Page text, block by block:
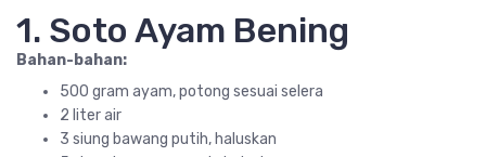
1. Soto Ayam Bening
Bahan-bahan:
500 gram ayam, potong sesuai selera
2 liter air
3 siung bawang putih, haluskan